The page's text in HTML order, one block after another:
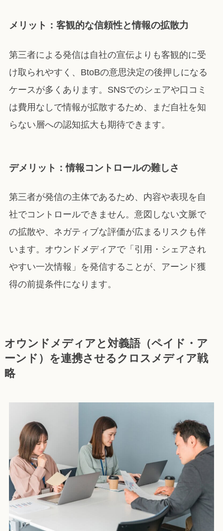
メリット：客観的な信頼性と情報の拡散力
第三者による発信は自社の宣伝よりも客観的に受
け取られやすく、BtoBの意思決定の後押しになる
ケースが多くあります。SNSでのシェアや口コミ
は費用なしで情報が拡散するため、まだ自社を知
らない層への認知拡大も期待できます。
デメリット：情報コントロールの難しさ
第三者が発信の主体であるため、内容や表現を自
社でコントロールできません。意図しない文脈で
の拡散や、ネガティブな評価が広まるリスクも伴
います。オウンドメディアで「引用・シェアされ
やすい一次情報」を発信することが、アーンド獲
得の前提条件になります。
オウンドメディアと対義語（ペイド・ア
ーンド）を連携させるクロスメディア戦
略